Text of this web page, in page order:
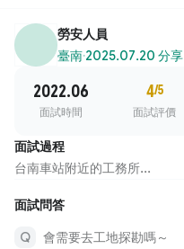
勞安人員
臺南·2025.07.20 分享
2022.06
面試時間
4/5
面試評價
面試過程
台南車站附近的工務所...
面試問答
會需要去工地探勘嗎～